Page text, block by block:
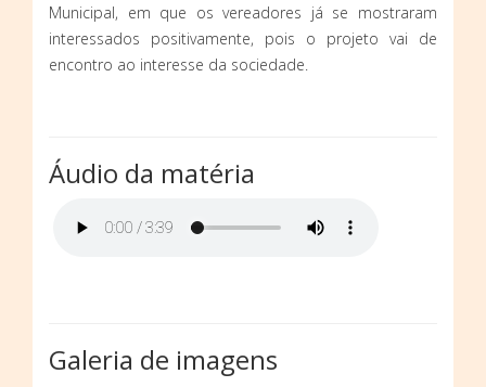
Municipal, em que os vereadores já se mostraram
interessados positivamente, pois o projeto vai de
encontro ao interesse da sociedade.
Áudio da matéria
Galeria de imagens